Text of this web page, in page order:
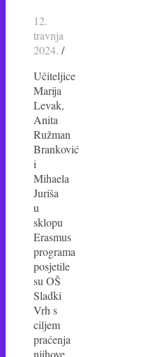
12.
travnja
2024. /
Učiteljice
Marija
Levak,
Anita
Ružman
Branković
i
Mihaela
Juriša
u
sklopu
Erasmus
programa
posjetile
su OŠ
Sladki
Vrh s
ciljem
praćenja
njihove